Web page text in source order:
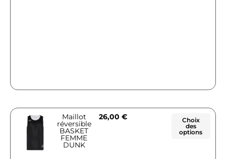
Maillot
réversible
BASKET
FEMME
DUNK
26,00 €
Choix
des
options